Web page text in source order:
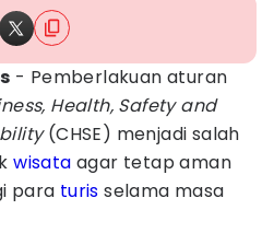
- Pemberlakuan aturan
Health, Safety and
(CHSE) menjadi salah
wisata agar tetap aman
para turis selama masa